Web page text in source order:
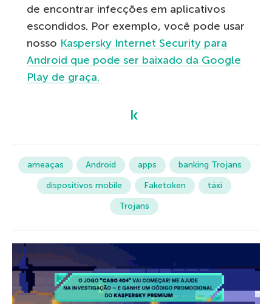
de encontrar infecções em aplicativos
escondidos. Por exemplo, você pode usar
nosso Kaspersky Internet Security para
Android que pode ser baixado da Google
Play de graça.
ameaças Android apps
banking Trojans
dispositivos mobile
Faketoken
táxi
Trojans